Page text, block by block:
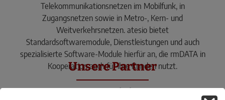
Unsere Partner
Gemeinsam mehr bewegen.
Telekommunikationsnetzen im Mobilfunk, in
Zugangsnetzen sowie in Metro-, Kern- und
Weitverkehrsnetzen. atesio bietet
Standardsoftwaremodule, Dienstleistungen und auch
spezialisierte Software-Module hierfür an, die rmDATA in
Kooperation auch für ihre Kunden nutzt.